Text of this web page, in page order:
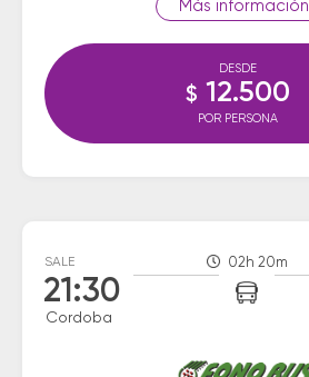
información
DESDE
$ 12.500
POR PERSONA
SALE
21:30
Cordoba
02h 20m